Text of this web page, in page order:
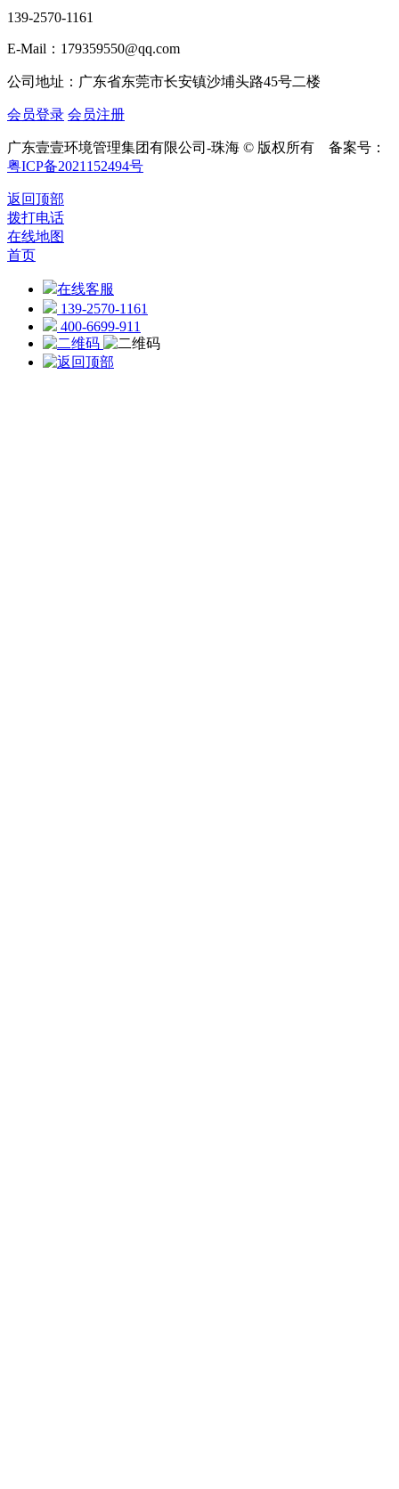
139-2570-1161
E-Mail：179359550@qq.com
公司地址：广东省东莞市长安镇沙埔头路45号二楼
会员登录 会员注册
广东壹壹环境管理集团有限公司-珠海 © 版权所有 备案号：
粤ICP备2021152494号
返回顶部
拨打电话
在线地图
首页
在线客服
139-2570-1161
400-6699-911